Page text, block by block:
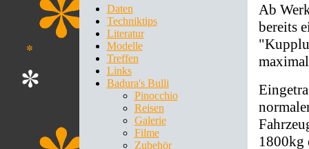
Daten
Techniktips
Literatur
Modelle
Treffen
Links
Badura's Bulli
Pinocchio
Reisen
Galerie
Filme
Zubehör
Ab
bereits
1800kg